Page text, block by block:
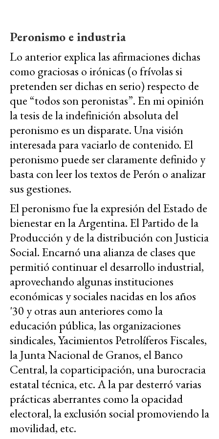
Peronismo e industria
Lo anterior explica las afirmaciones dichas
como graciosas o irónicas (o frívolas si
pretenden ser dichas en serio) respecto de
que “todos son peronistas”. En mi opinión
la tesis de la indefinición absoluta del
peronismo es un disparate. Una visión
interesada para vaciarlo de contenido. El
peronismo puede ser claramente definido y
basta con leer los textos de Perón o analizar
sus gestiones.
El peronismo fue la expresión del Estado de
bienestar en la Argentina. El Partido de la
Producción y de la distribución con Justicia
Social. Encarnó una alianza de clases que
permitió continuar el desarrollo industrial,
aprovechando algunas instituciones
económicas y sociales nacidas en los años
'30 y otras aun anteriores como la
educación pública, las organizaciones
sindicales, Yacimientos Petrolíferos Fiscales,
la Junta Nacional de Granos, el Banco
Central, la coparticipación, una burocracia
estatal técnica, etc. A la par desterró varias
prácticas aberrantes como la opacidad
electoral, la exclusión social promoviendo la
movilidad, etc.